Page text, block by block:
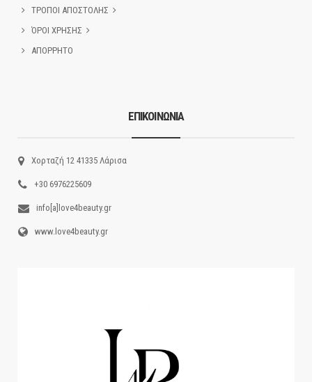
ΤΡΟΠΟΙ ΑΠΟΣΤΟΛΗΣ
ΌΡΟΙ ΧΡΗΣΗΣ
ΑΠΟΡΡΗΤΟ
ΕΠΙΚΟΙΝΩΝΙΑ
Χορταζή 12 41335 Λάρισα
+30 6976225609
info[a]love4beauty.gr
www.love4beauty.gr